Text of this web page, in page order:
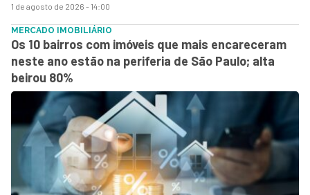
1 de agosto de 2026 - 14:00
MERCADO IMOBILIÁRIO
Os 10 bairros com imóveis que mais encareceram
neste ano estão na periferia de São Paulo; alta
beirou 80%